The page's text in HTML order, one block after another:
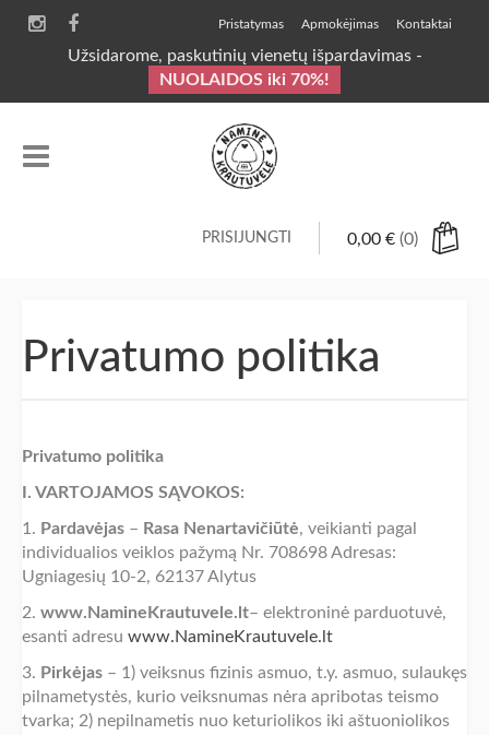
Pristatymas Apmokėjimas Kontaktai
Užsidarome, paskutinių vienetų išpardavimas -
NUOLAIDOS iki 70%!
0,00 € (0)
PRISIJUNGTI
Privatumo politika
Privatumo politika
I. VARTOJAMOS SĄVOKOS:
1. Pardavėjas – Rasa Nenartavičiūtė, veikianti pagal
individualios veiklos pažymą Nr. 708698 Adresas:
Ugniagesių 10-2, 62137 Alytus
2. www.NamineKrautuvele.lt– elektroninė parduotuvė,
esanti adresu www.NamineKrautuvele.lt
3. Pirkėjas – 1) veiksnus fizinis asmuo, t.y. asmuo, sulaukęs
pilnametystės, kurio veiksnumas nėra apribotas teismo
tvarka; 2) nepilnametis nuo keturiolikos iki aštuoniolikos